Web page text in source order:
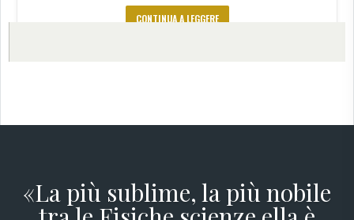
CONTINUA A LEGGERE
«La più sublime, la più nobile